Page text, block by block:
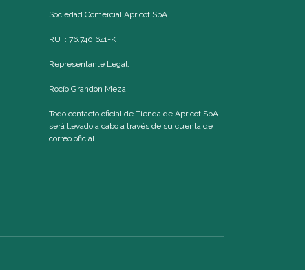
Sociedad Comercial Apricot SpA
RUT: 76.740.641-K
Representante Legal:
Rocío Grandón Meza
Todo contacto oficial de Tienda de Apricot SpA
será llevado a cabo a través de su cuenta de
correo oficial